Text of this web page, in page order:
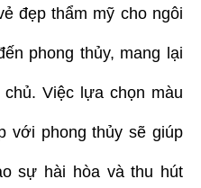
đẹp thẩm mỹ cho ngôi
phong thủy, mang lại
Việc lựa chọn màu
với phong thủy sẽ giúp
sự hài hòa và thu hút